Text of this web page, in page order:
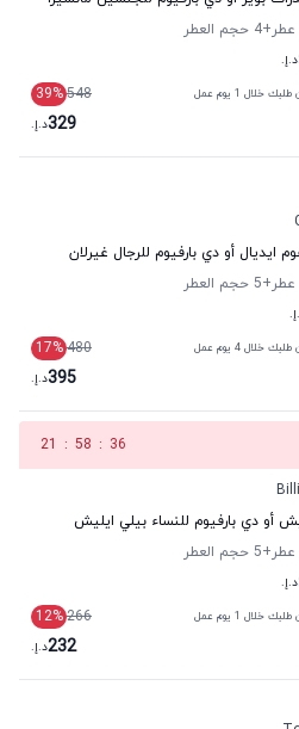
+4
حجم العطر
د.إ.
خلال 1 يوم عمل 548
39%
329د.إ.
ايديال أو دي بارفيوم للرجال غيرلان
+5
حجم العطر
خلال 4 يوم عمل 480
17%
395د.إ.
35
:
58
:
21
أو دي بارفيوم للنساء بيلي ايليش
+5
حجم العطر
د.إ.
خلال 1 يوم عمل 266
12%
232د.إ.